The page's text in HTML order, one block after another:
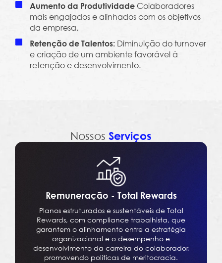
Aumento da Produtividade Colaboradores
mais engajados e alinhados com os objetivos
da empresa.
Retenção de Talentos: Diminuição do turnover
e criação de um ambiente favorável à
retenção e desenvolvimento.
Nossos Serviços
Remuneração - Total Rewards
Planos estruturados e sustentáveis de Total
Rewards, com compliance trabalhista, que
garantem o alinhamento entre a estratégia
organizacional e o desempenho e
desenvolvimento da carreira do colaborador,
promovendo políticas de meritocracia.